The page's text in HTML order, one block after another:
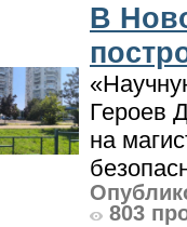
В
Героев
на
803